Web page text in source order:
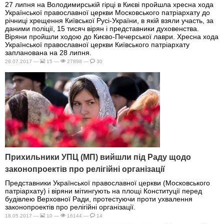
27 липня на Володимирській гірці в Києві пройшла хресна хода
Української православної церкви Московського патріархату до
річниці хрещення Київської Русі-України, в якій взяли участь, за
даними поліції, 15 тисяч вірян і представники духовенства.
Віряни пройшли ходою до Києво-Печерської лаври. Хресна хода
Української православної церкви Київського патріархату
запланована на 28 липня.
28.07.2017 — 15 — 27898 — 30
Прихильники УПЦ (МП) вийшли під Раду щодо
законопроектів про релігійні організації
Представники Української православної церкви (Московського
патріархату) і віряни мітингують на площі Конституції перед
будівлею Верховної Ради, протестуючи проти ухвалення
законопроектів про релігійні організації.
18.05.2017 — 10 — 16144 — 14